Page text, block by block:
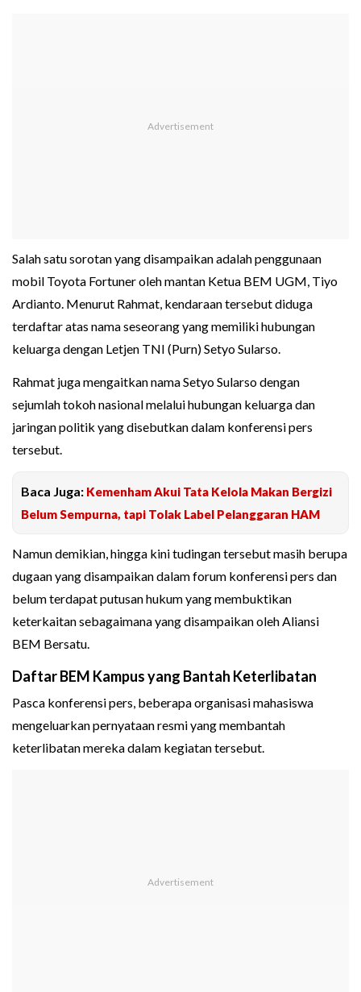
Salah satu sorotan yang disampaikan adalah penggunaan
mobil Toyota Fortuner oleh mantan Ketua BEM UGM, Tiyo
Ardianto. Menurut Rahmat, kendaraan tersebut diduga
terdaftar atas nama seseorang yang memiliki hubungan
keluarga dengan Letjen TNI (Purn) Setyo Sularso.
Rahmat juga mengaitkan nama Setyo Sularso dengan
sejumlah tokoh nasional melalui hubungan keluarga dan
jaringan politik yang disebutkan dalam konferensi pers
tersebut.
Baca Juga: Kemenham Akui Tata Kelola Makan Bergizi
Belum Sempurna, tapi Tolak Label Pelanggaran HAM
Namun demikian, hingga kini tudingan tersebut masih berupa
dugaan yang disampaikan dalam forum konferensi pers dan
belum terdapat putusan hukum yang membuktikan
keterkaitan sebagaimana yang disampaikan oleh Aliansi
BEM Bersatu.
Daftar BEM Kampus yang Bantah Keterlibatan
Pasca konferensi pers, beberapa organisasi mahasiswa
mengeluarkan pernyataan resmi yang membantah
keterlibatan mereka dalam kegiatan tersebut.